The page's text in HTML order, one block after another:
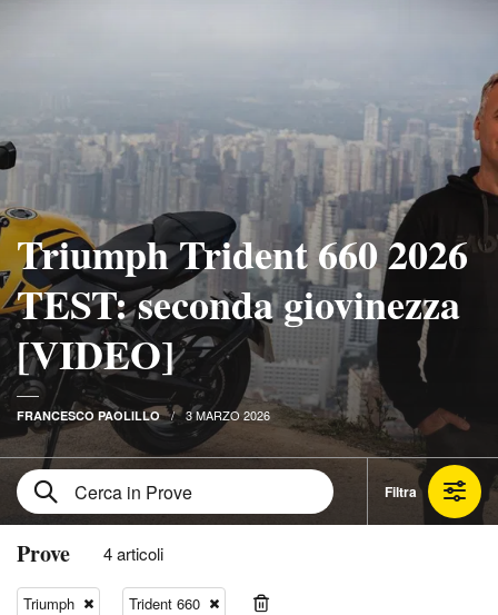
Triumph Trident 660 2026
TEST: seconda giovinezza
[VIDEO]
FRANCESCO PAOLILLO 3 MARZO 2026
Filtra
Prove 4 articoli
Triumph Trident 660